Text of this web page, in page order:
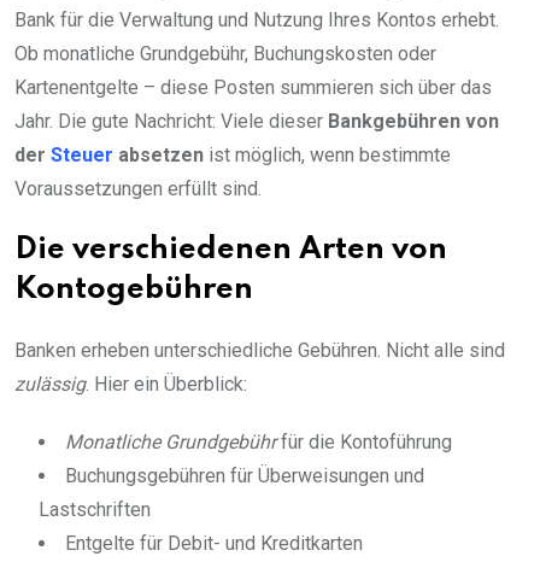
Bank für die Verwaltung und Nutzung Ihres Kontos erhebt.
Ob monatliche Grundgebühr, Buchungskosten oder
Kartenentgelte – diese Posten summieren sich über das
Jahr. Die gute Nachricht: Viele dieser Bankgebühren von
der Steuer absetzen ist möglich, wenn bestimmte
Voraussetzungen erfüllt sind.
Die verschiedenen Arten von
Kontogebühren
Banken erheben unterschiedliche Gebühren. Nicht alle sind
zulässig. Hier ein Überblick:
Monatliche Grundgebührfür die Kontoführung
Buchungsgebühren für Überweisungen und
Lastschriften
Entgelte für Debit- und Kreditkarten